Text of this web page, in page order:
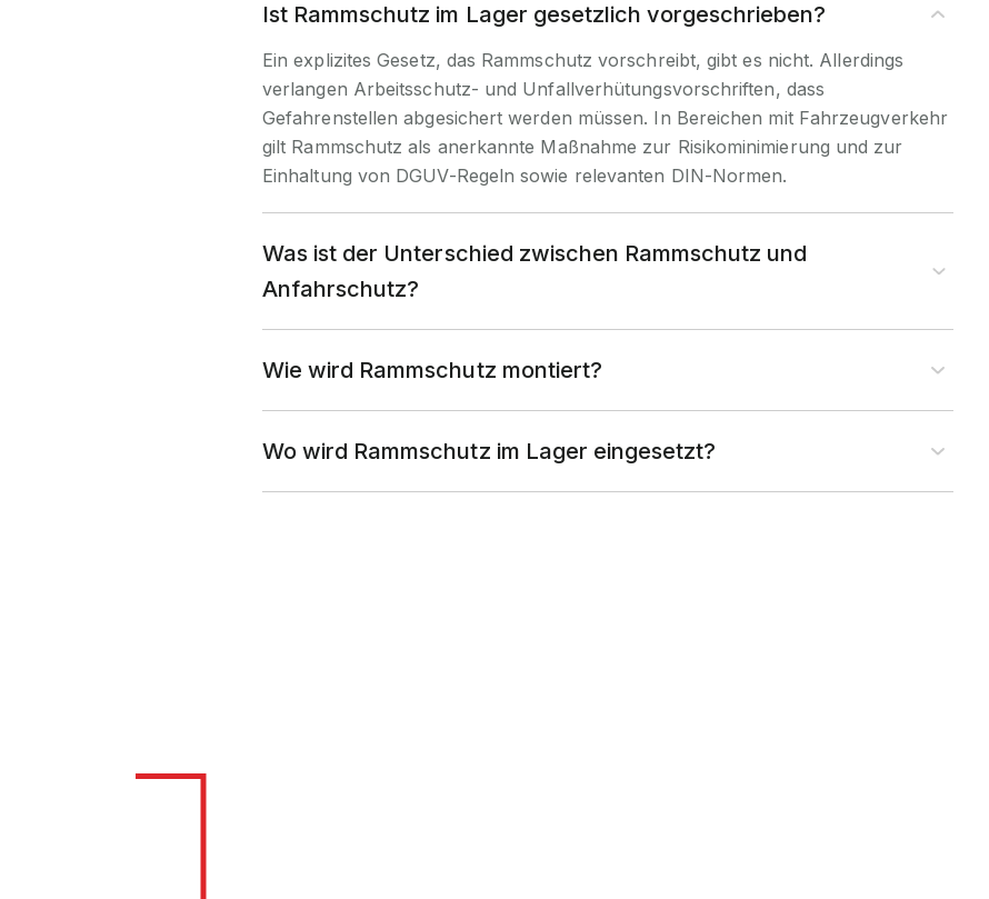
Ist Rammschutz im Lager gesetzlich vorgeschrieben?
Ein explizites Gesetz, das Rammschutz vorschreibt, gibt es nicht. Allerdings
verlangen Arbeitsschutz- und Unfallverhütungsvorschriften, dass
Gefahrenstellen abgesichert werden müssen. In Bereichen mit Fahrzeugverkehr
gilt Rammschutz als anerkannte Maßnahme zur Risikominimierung und zur
Einhaltung von DGUV-Regeln sowie relevanten DIN-Normen.
Was ist der Unterschied zwischen Rammschutz und
Anfahrschutz?
Wie wird Rammschutz montiert?
Wo wird Rammschutz im Lager eingesetzt?